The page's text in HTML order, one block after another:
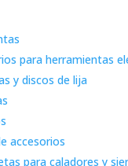
para herramientas
y discos de lija
accesorios
para caladores y